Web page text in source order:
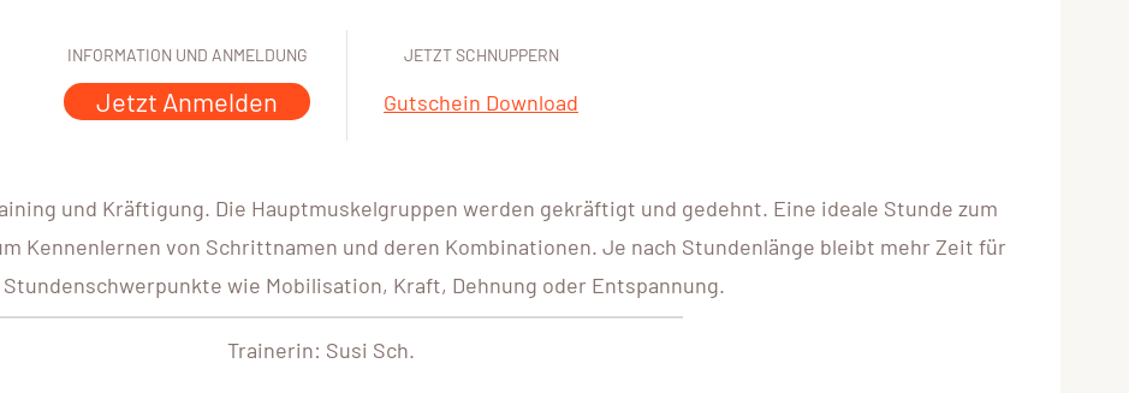
INFORMATION UND ANMELDUNG
Jetzt Anmelden
JETZT SCHNUPPERN
Gutschein Download
und Kräftigung. Die Hauptmuskelgruppen werden gekräftigt und gedehnt. Eine ideale Stunde zum
Kennenlernen von Schrittnamen und deren Kombinationen. Je nach Stundenlänge bleibt mehr Zeit für
wie Mobilisation, Kraft, Dehnung oder Entspannung.
Trainerin: Susi Sch.